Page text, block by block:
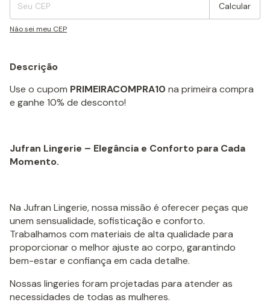
Calcular
Não sei meu CEP
Descrição
Use o cupom PRIMEIRACOMPRA10 na primeira compra
e ganhe 10% de desconto!
Jufran Lingerie – Elegância e Conforto para Cada
Momento.
Na Jufran Lingerie, nossa missão é oferecer peças que
unem sensualidade, sofisticação e conforto.
Trabalhamos com materiais de alta qualidade para
proporcionar o melhor ajuste ao corpo, garantindo
bem-estar e confiança em cada detalhe.
Nossas lingeries foram projetadas para atender as
necessidades de todas as mulheres.